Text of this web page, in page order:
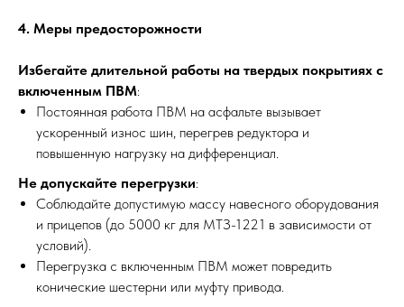
4. Меры предосторожности
Избегайте длительной работы на твердых покрытиях с
включенным ПВМ:
Постоянная работа ПВМ на асфальте вызывает
ускоренный износ шин, перегрев редуктора и
повышенную нагрузку на дифференциал.
Не допускайте перегрузки:
Соблюдайте допустимую массу навесного оборудования
и прицепов (до 5000 кг для МТЗ-1221 в зависимости от
условий).
Перегрузка с включенным ПВМ может повредить
конические шестерни или муфту привода.